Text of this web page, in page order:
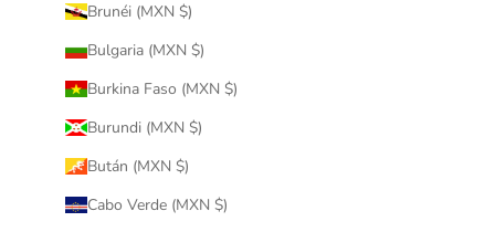
Brunéi (MXN $)
Bulgaria (MXN $)
Burkina Faso (MXN $)
Burundi (MXN $)
Bután (MXN $)
Cabo Verde (MXN $)